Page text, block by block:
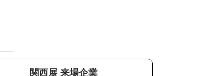
関西展 来場企業